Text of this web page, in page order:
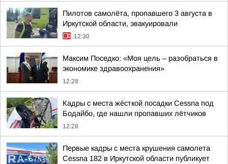
Пилотов самолёта, пропавшего 3 августа в
Иркутской области, эвакуировали
12:30
Максим Поседко: «Моя цель – разобраться в
экономике здравоохранения»
12:28
Кадры с места жёсткой посадки Cessna под
Бодайбо, где нашли пропавших лётчиков
12:28
Первые кадры с места крушения самолета
Cessna 182 в Иркутской области публикует